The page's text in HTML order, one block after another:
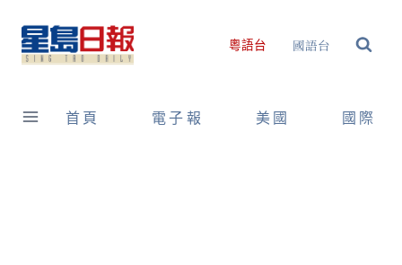
content
粵語台 國語台
首頁 電子報 美國 國際